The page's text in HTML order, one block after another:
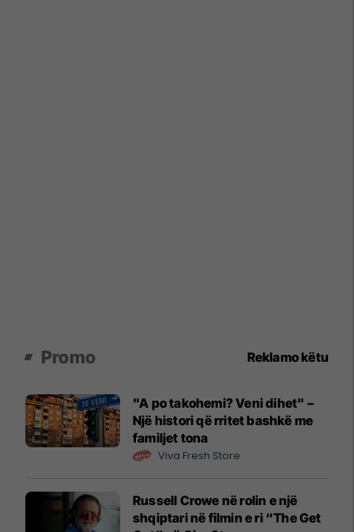
Promo Reklamo këtu
"A po takohemi? Veni dihet" –
Një histori që rritet bashkë me
familjet tona
Viva Fresh Store
Russell Crowe në rolin e një
shqiptari në filmin e ri “The Get